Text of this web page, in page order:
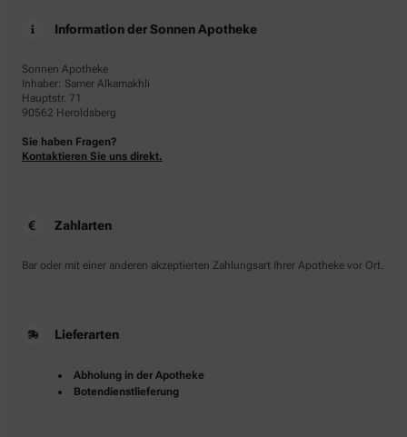
Information der Sonnen Apotheke
Sonnen Apotheke
Inhaber: Samer Alkamakhli
Hauptstr. 71
90562 Heroldsberg
Sie haben Fragen?
Kontaktieren Sie uns direkt.
Zahlarten
Bar oder mit einer anderen akzeptierten Zahlungsart Ihrer Apotheke vor Ort.
Lieferarten
Abholung in der Apotheke
Botendienstlieferung